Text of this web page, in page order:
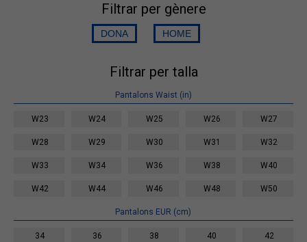
Filtrar per gènere
Filtrar per talla
Pantalons Waist (in)
W23 W24 W25 W26 W27
W28 W29 W30 W31 W32
W33 W34 W36 W38 W40
W42 W44 W46 W48 W50
Pantalons EUR (cm)
34 36 38 40 42